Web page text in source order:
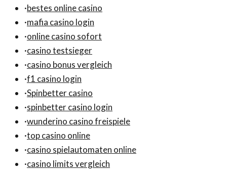
·bestes online casino
·mafia casino login
·online casino sofort
·casino testsieger
·casino bonus vergleich
·f1 casino login
·Spinbetter casino
·spinbetter casino login
·wunderino casino freispiele
·top casino online
·casino spielautomaten online
·casino limits vergleich